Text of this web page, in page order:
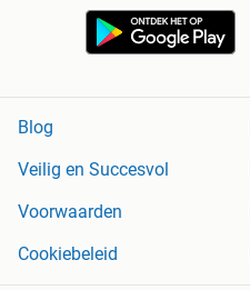
Blog
Veilig en Succesvol
Voorwaarden
Cookiebeleid